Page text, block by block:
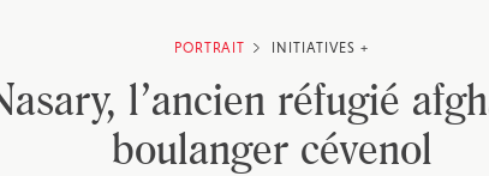
PORTRAIT INITIATIVES +
l’ancien réfugié
boulanger cévenol